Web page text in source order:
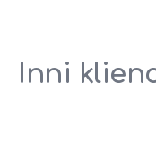
Inni